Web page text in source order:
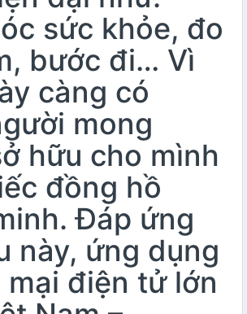
sức khỏe, đo
bước đi… Vì
càng có
mong
hữu cho mình
đồng hồ
Đáp ứng
này, ứng dụng
điện tử lớn